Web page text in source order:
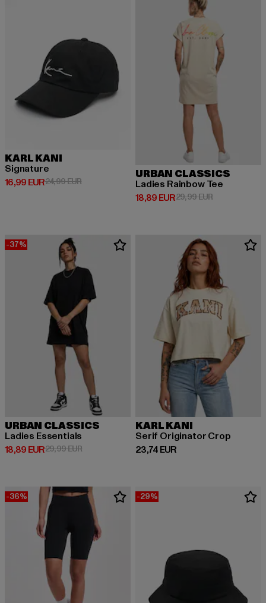
KARL KANI
Signature
16,99 EUR
Derzeitiger Preis: 16,99 EUR
24,99 EURAktionspreis: 24,99 EUR
URBAN CLASSICS
Ladies Rainbow Tee
18,89 EUR
Derzeitiger Preis: 18,89 EUR
29,99 EURAktionspreis:
-37%
URBAN CLASSICS
Ladies Essentials
18,89 EUR
Derzeitiger Preis: 18,89 EUR
29,99 EURAktionspreis: 29,99 EUR
KARL KANI
Serif Originator Crop
23,74 EUR
Derzeitiger Preis: 23,74 EUR
-36% -29%